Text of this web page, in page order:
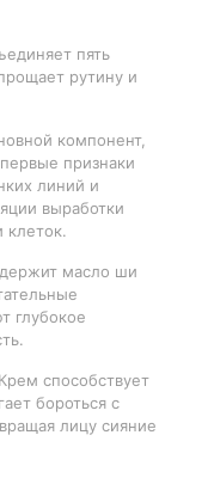
пять
рутину и
компонент,
признаки
линий и
выработки
клеток.
масло ши
глубокое
Крем способствует
бороться с
лицу сияние